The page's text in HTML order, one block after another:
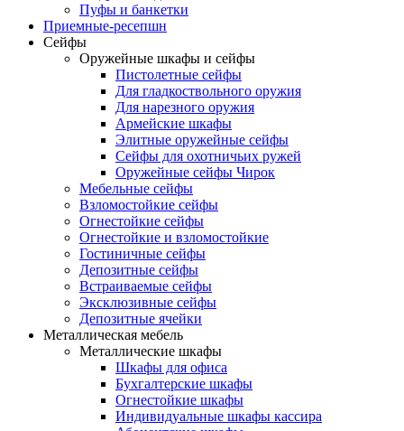
Пуфы и банкетки
Приемные-ресепшн
Сейфы
Оружейные шкафы и сейфы
Пистолетные сейфы
Для гладкоствольного оружия
Для нарезного оружия
Армейские шкафы
Элитные оружейные сейфы
Сейфы для охотничьих ружей
Оружейные сейфы Чирок
Мебельные сейфы
Взломостойкие сейфы
Огнестойкие сейфы
Огнестойкие и взломостойкие
Гостиничные сейфы
Депозитные сейфы
Встраиваемые сейфы
Эксклюзивные сейфы
Депозитные ячейки
Металлическая мебель
Металлические шкафы
Шкафы для офиса
Бухгалтерские шкафы
Огнестойкие шкафы
Индивидуальные шкафы кассира